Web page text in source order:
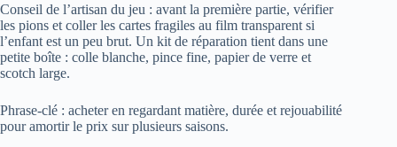
Conseil de l’artisan du jeu : avant la première partie, vérifier
les pions et coller les cartes fragiles au film transparent si
l’enfant est un peu brut. Un kit de réparation tient dans une
petite boîte : colle blanche, pince fine, papier de verre et
scotch large.
Phrase-clé : acheter en regardant matière, durée et rejouabilité
pour amortir le prix sur plusieurs saisons.